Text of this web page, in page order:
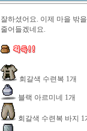
잘하셨어요. 이제 마을 밖
줄어들겠네요.